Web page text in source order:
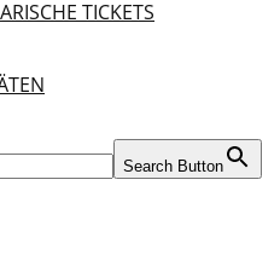
TICKETS
Search Button